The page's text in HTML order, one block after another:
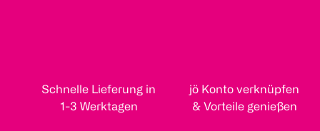
Schnelle Lieferung in
1-3 Werktagen
jö Konto verknüpfen
& Vorteile genießen